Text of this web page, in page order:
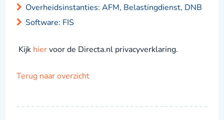
Overheidsinstanties: AFM, Belastingdienst, DNB
Software: FIS
Kijk hiervoor de Directa.nl privacyverklaring.
Terug naar overzicht